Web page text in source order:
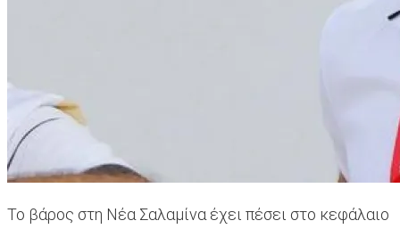
Το βάρος στη Νέα Σαλαμίνα έχει πέσει στο κεφάλαιο